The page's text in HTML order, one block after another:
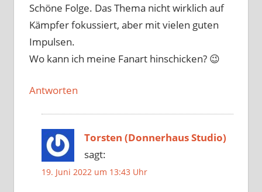
Schöne Folge. Das Thema nicht wirklich auf
Kämpfer fokussiert, aber mit vielen guten
Impulsen.
Wo kann ich meine Fanart hinschicken? 😉
Antworten
Torsten (Donnerhaus Studio)
sagt:
19. Juni 2022 um 13:43 Uhr